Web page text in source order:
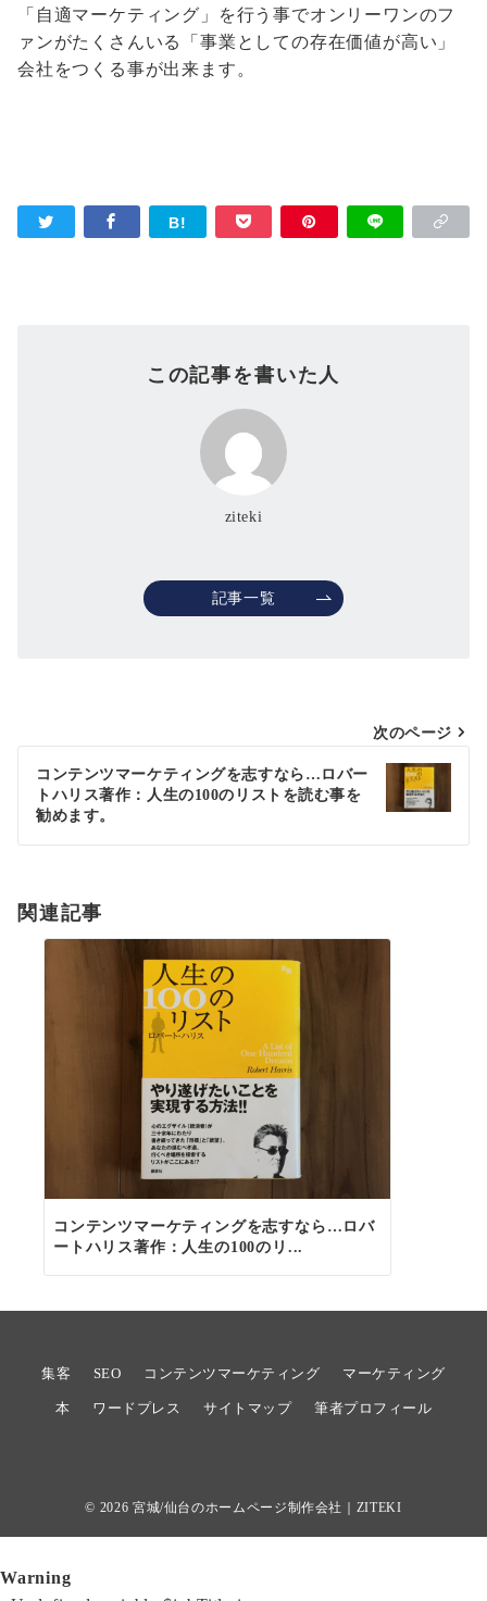
「自適マーケティング」を行う事でオンリーワンのフ
ァンがたくさんいる「事業としての存在価値が高い」
会社をつくる事が出来ます。
この記事を書いた人
ziteki
記事一覧
稿
ナ
ビ
ー
次のページ
コンテンツマーケティングを志すなら…ロバー
トハリス著作：人生の100のリストを読む事を
勧めます。
関連記事
コンテンツマーケティングを志すなら…ロバ
ートハリス著作：人生の100のリ...
集客 SEO コンテンツマーケティング マーケティング
本 ワードプレス サイトマップ 筆者プロフィール
© 2026 宮城/仙台のホームページ制作会社｜ZITEKI
Warning